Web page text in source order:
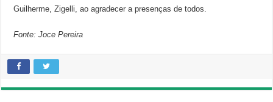
Guilherme, Zigelli, ao agradecer a presenças de todos.
Fonte: Joce Pereira